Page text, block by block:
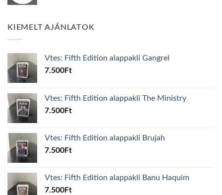
KIEMELT AJÁNLATOK
Vtes: Fifth Edition alappakli Gangrel
7.500Ft
Vtes: Fifth Edition alappakli The Ministry
7.500Ft
Vtes: Fifth Edition alappakli Brujah
7.500Ft
Vtes: Fifth Edition alappakli Banu Haquim
7.500Ft